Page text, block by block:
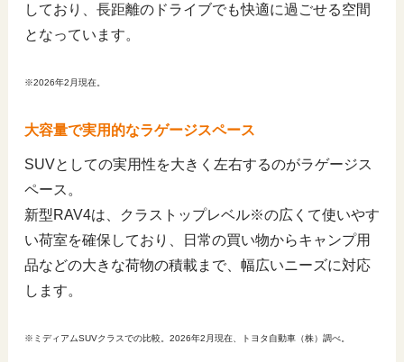
しており、長距離のドライブでも快適に過ごせる空間
となっています。
※2026年2月現在。
大容量で実用的なラゲージスペース
SUVとしての実用性を大きく左右するのがラゲージス
ペース。
新型RAV4は、クラストップレベル※の広くて使いやす
い荷室を確保しており、日常の買い物からキャンプ用
品などの大きな荷物の積載まで、幅広いニーズに対応
します。
※ミディアムSUVクラスでの比較。2026年2月現在、トヨタ自動車（株）調べ。